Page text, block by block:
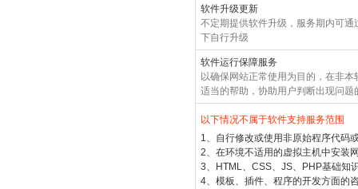
软件升级更新
不定期提供软件升级，服务期内可
下自行升级
软件运行保障服务
以确保网站正常使用为目的，在非
适当的帮助，协助用户判断出现问
以下情况不属于软件支持服务范围
1、自行修改或使用非原始程序代码
2、在环境不适用的虚拟主机中安装
3、HTML、CSS、JS、PHP基础知
4、模板、插件、程序的开发方面的